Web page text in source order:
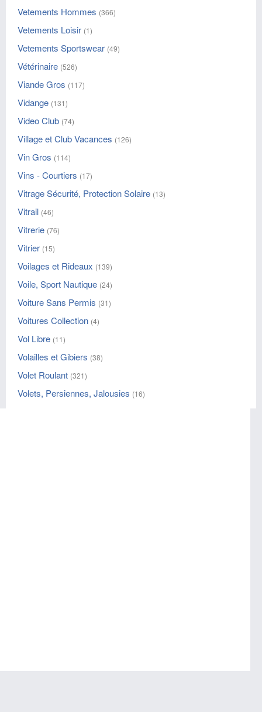
Vetements Hommes (366)
Vetements Loisir (1)
Vetements Sportswear (49)
Vétérinaire (526)
Viande Gros (117)
Vidange (131)
Video Club (74)
Village et Club Vacances (126)
Vin Gros (114)
Vins - Courtiers (17)
Vitrage Sécurité, Protection Solaire (13)
Vitrail (46)
Vitrerie (76)
Vitrier (15)
Voilages et Rideaux (139)
Voile, Sport Nautique (24)
Voiture Sans Permis (31)
Voitures Collection (4)
Vol Libre (11)
Volailles et Gibiers (38)
Volet Roulant (321)
Volets, Persiennes, Jalousies (16)